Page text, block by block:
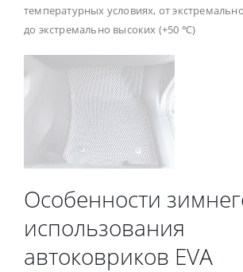
температурных условиях, от
до экстремально высоких (+50 ℃)
Особенности
использования
автоковриков EVA